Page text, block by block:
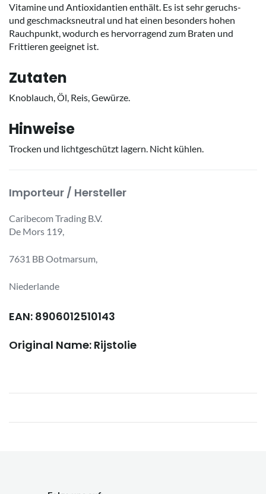
Vitamine und Antioxidantien enthält. Es ist sehr geruchs-
und geschmacksneutral und hat einen besonders hohen
Rauchpunkt, wodurch es hervorragend zum Braten und
Frittieren geeignet ist.
Zutaten
Knoblauch, Öl, Reis, Gewürze.
Hinweise
Trocken und lichtgeschützt lagern. Nicht kühlen.
Importeur / Hersteller
Caribecom Trading B.V.
De Mors 119,
7631 BB Ootmarsum,
Niederlande
EAN: 8906012510143
Original Name: Rijstolie